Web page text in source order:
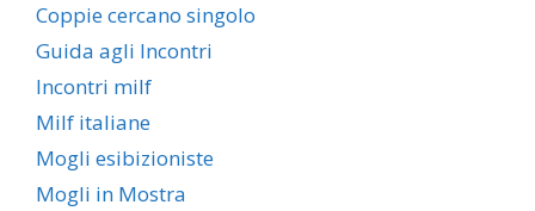
Coppie cercano singolo
Guida agli Incontri
Incontri milf
Milf italiane
Mogli esibizioniste
Mogli in Mostra